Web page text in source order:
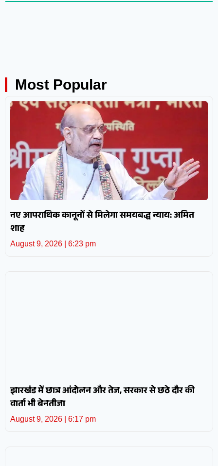
Most Popular
नए आपराधिक कानूनों से मिलेगा समयबद्ध न्याय: अमित
शाह
August 9, 2026 6:23 pm
झारखंड में छात्र आंदोलन और तेज, सरकार से छठे दौर की
वार्ता भी बेनतीजा
August 9, 2026 6:17 pm